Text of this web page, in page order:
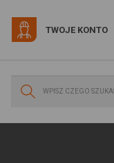
TWOJE KONTO